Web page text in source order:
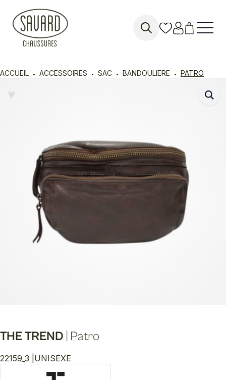
ACCUEIL ACCESSOIRES SAC BANDOULIERE PATRO
THE TREND Patro
22159_3 | UNISEXE